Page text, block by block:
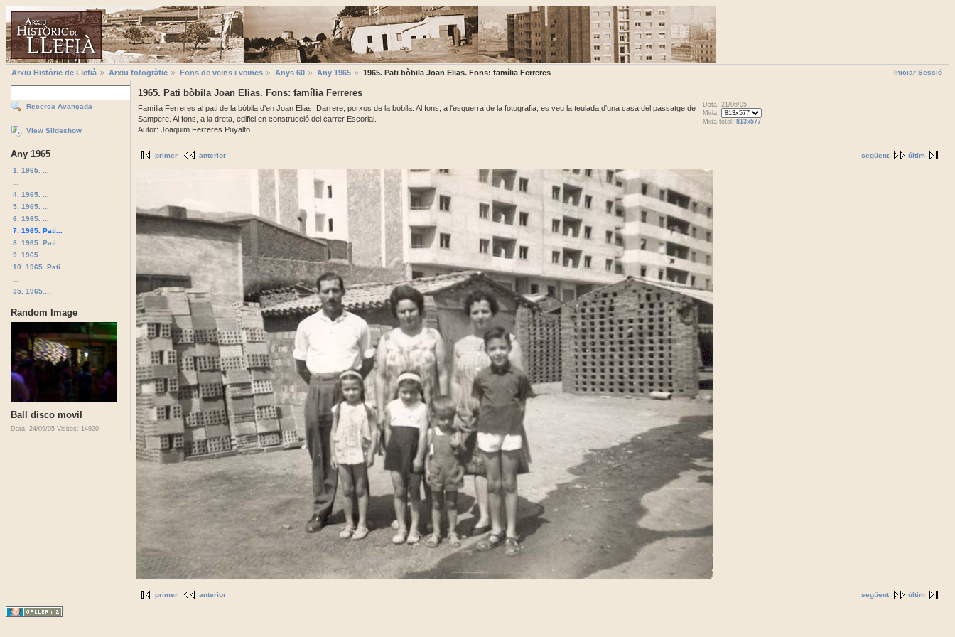
Iniciar Sessió
Arxiu Històric de Llefià Arxiu fotogràfic Fons de veïns i veïnes Anys 60 Any 1965 1965. Pati bòbila Joan Elias. Fons: família Ferreres
Recerca Avançada
View Slideshow
Any 1965
1. 1965. ...
4. 1965. ...
5. 1965. ...
6. 1965. ...
7. 1965. Pati...
8. 1965. Pati...
9. 1965. ...
10. 1965. Pati...
35. 1965....
Random Image
Ball disco movil
Data: 24/09/05 Visites: 14920
1965. Pati bòbila Joan Elias. Fons: família Ferreres
Família Ferreres al pati de la bòbila d'en Joan Elias. Darrere, porxos de la bòbila. Al fons, a l'esquerra de la fotografia, es veu la teulada d'una casa del passatge de
Sampere. Al fons, a la dreta, edifici en construcció del carrer Escorial.
Autor: Joaquim Ferreres Puyalto
Data: 21/06/05
Mida:
Mida total: 813x577
següent últim
primer anterior
següent últim
primer anterior